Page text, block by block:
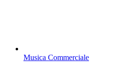
Musica Commerciale